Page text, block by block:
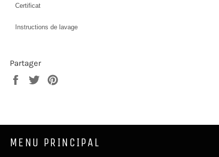
Certificat
Instructions de lavage
Partager
PartagerTweeter
MENU PRINCIPAL